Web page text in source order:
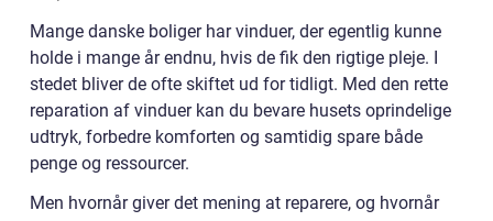
Mange danske boliger har vinduer, der egentlig kunne
holde i mange år endnu, hvis de fik den rigtige pleje. I
stedet bliver de ofte skiftet ud for tidligt. Med den rette
reparation af vinduer kan du bevare husets oprindelige
udtryk, forbedre komforten og samtidig spare både
penge og ressourcer.
Men hvornår giver det mening at reparere, og hvornår